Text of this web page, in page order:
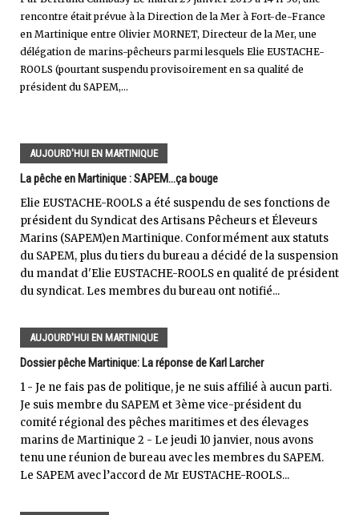
rencontre était prévue à la Direction de la Mer à Fort-de-France
en Martinique entre Olivier MORNET, Directeur de la Mer, une
délégation de marins-pêcheurs parmi lesquels Elie EUSTACHE-
ROOLS (pourtant suspendu provisoirement en sa qualité de
président du SAPEM,...
AUJOURD'HUI EN MARTINIQUE
La pêche en Martinique : SAPEM...ça bouge
Elie EUSTACHE-ROOLS a été suspendu de ses fonctions de
président du Syndicat des Artisans Pêcheurs et Éleveurs
Marins (SAPEM)en Martinique. Conformément aux statuts
du SAPEM, plus du tiers du bureau a décidé de la suspension
du mandat d'Elie EUSTACHE-ROOLS en qualité de président
du syndicat. Les membres du bureau ont notifié...
AUJOURD'HUI EN MARTINIQUE
Dossier pêche Martinique: La réponse de Karl Larcher
1 - Je ne fais pas de politique, je ne suis affilié à aucun parti.
Je suis membre du SAPEM et 3ème vice-président du
comité régional des pêches maritimes et des élevages
marins de Martinique 2 - Le jeudi 10 janvier, nous avons
tenu une réunion de bureau avec les membres du SAPEM.
Le SAPEM avec l’accord de Mr EUSTACHE-ROOLS...